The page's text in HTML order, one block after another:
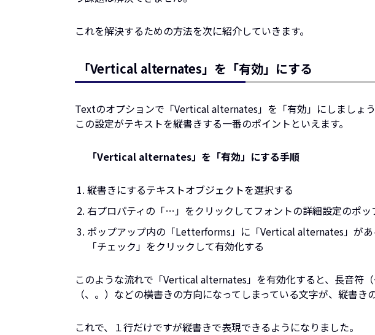
これを解決するための方法を次に紹介していきます。
「Vertical alternates」を「有効」にする
Textのオプションで「Vertical alternates」を「有効」にしましょう
この設定がテキストを縦書きする一番のポイントといえます。
「Vertical alternates」を「有効」にする手順
縦書きにするテキストオブジェクトを選択する
右プロパティの「…」をクリックしてフォントの詳細設定のポッ
ポップアップ内の「Letterforms」に「Vertical alternates」があ
「チェック」をクリックして有効化する
このような流れで「Vertical alternates」を有効化すると、長音符
（、。）などの横書きの方向になってしまっている文字が、縦書き
これで、１行だけですが縦書きで表現できるようになりました。